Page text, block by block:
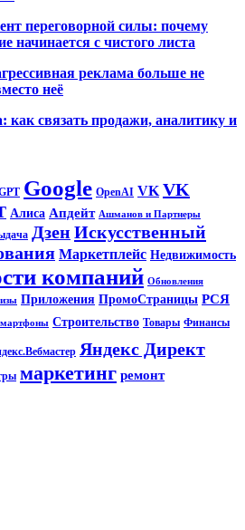
переговорной силы: почему
начинается с чистого листа
реклама больше не
неё
как связать продажи, аналитику и
Google OpenAI VK VK
Алиса Апдейт Ашманов и Партнеры
Дзен Искусственный
Маркетплейс Недвижимость
компаний Обновления
Приложения ПромоСтраницы РСЯ
Строительство Товары Финансы
Яндекс Директ
маркетинг ремонт